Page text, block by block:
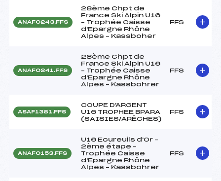
ANAF0243.FFS
28ème Chpt de
France Ski Alpin U16
– Trophée Caisse
d'Epargne Rhône
Alpes – Kassboher
FFS
ANAF0241.FFS
28ème Chpt de
France Ski Alpin U16
– Trophée Caisse
d'Epargne Rhône
Alpes – Kassbohrer
FFS
ASAF1381.FFS
COUPE D'ARGENT
U16 TROPHEE BPARA
(SAISIES/ARÊCHES)
FFS
ANAF0153.FFS
U16 Ecureuils d'Or –
2ème étape –
Trophée Caisse
d'Epargne Rhône
Alpes – Kassbohrer
FFS